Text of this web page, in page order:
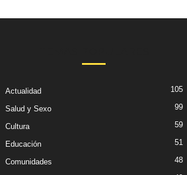
Actualidad 105
Salud y Sexo 99
Cultura 59
Educación 51
Comunidades
48